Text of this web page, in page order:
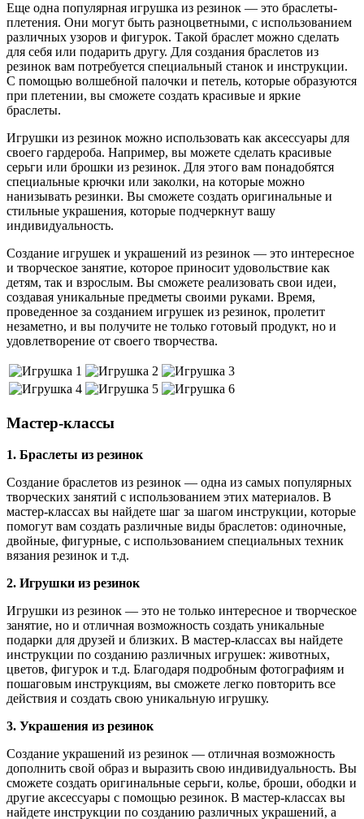
Еще одна популярная игрушка из резинок — это браслеты-
плетения. Они могут быть разноцветными, с использованием
различных узоров и фигурок. Такой браслет можно сделать
для себя или подарить другу. Для создания браслетов из
резинок вам потребуется специальный станок и инструкции.
С помощью волшебной палочки и петель, которые образуются
при плетении, вы сможете создать красивые и яркие
браслеты.
Игрушки из резинок можно использовать как аксессуары для
своего гардероба. Например, вы можете сделать красивые
серьги или брошки из резинок. Для этого вам понадобятся
специальные крючки или заколки, на которые можно
нанизывать резинки. Вы сможете создать оригинальные и
стильные украшения, которые подчеркнут вашу
индивидуальность.
Создание игрушек и украшений из резинок — это интересное
и творческое занятие, которое приносит удовольствие как
детям, так и взрослым. Вы сможете реализовать свои идеи,
создавая уникальные предметы своими руками. Время,
проведенное за созданием игрушек из резинок, пролетит
незаметно, и вы получите не только готовый продукт, но и
удовлетворение от своего творчества.
Мастер-классы
1. Браслеты из резинок
Создание браслетов из резинок — одна из самых популярных
творческих занятий с использованием этих материалов. В
мастер-классах вы найдете шаг за шагом инструкции, которые
помогут вам создать различные виды браслетов: одиночные,
двойные, фигурные, с использованием специальных техник
вязания резинок и т.д.
2. Игрушки из резинок
Игрушки из резинок — это не только интересное и творческое
занятие, но и отличная возможность создать уникальные
подарки для друзей и близких. В мастер-классах вы найдете
инструкции по созданию различных игрушек: животных,
цветов, фигурок и т.д. Благодаря подробным фотографиям и
пошаговым инструкциям, вы сможете легко повторить все
действия и создать свою уникальную игрушку.
3. Украшения из резинок
Создание украшений из резинок — отличная возможность
дополнить свой образ и выразить свою индивидуальность. Вы
сможете создать оригинальные серьги, колье, броши, ободки и
другие аксессуары с помощью резинок. В мастер-классах вы
найдете инструкции по созданию различных украшений, а